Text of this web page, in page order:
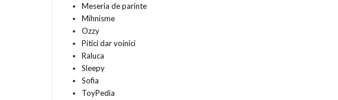
Meseria de parinte
Mihnisme
Ozzy
Pitici dar voinici
Raluca
Sleepy
Sofia
ToyPedia